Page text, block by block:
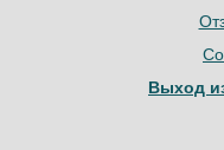
Выход